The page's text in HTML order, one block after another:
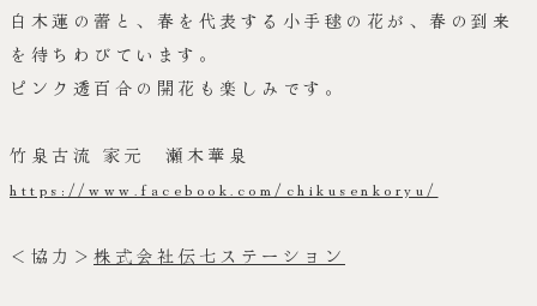
白木蓮の蕾と、春を代表する小手毬の花が、春の到来
を待ちわびています。
ピンク透百合の開花も楽しみです。
竹泉古流 家元 瀬木華泉
https://www.facebook.com/chikusenkoryu/
＜協力＞ 株式会社伝七ステーション